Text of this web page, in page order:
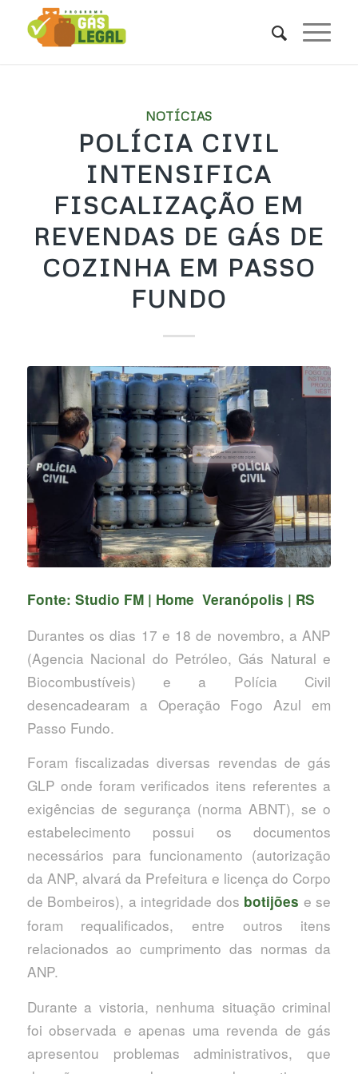
NOTÍCIAS
POLÍCIA CIVIL
INTENSIFICA
FISCALIZAÇÃO EM
REVENDAS DE GÁS DE
COZINHA EM PASSO
FUNDO
Fonte: Studio FM | Home Veranópolis | RS
Durantes os dias 17 e 18 de novembro, a ANP
(Agencia Nacional do Petróleo, Gás Natural e
Biocombustíveis) e a Polícia Civil
desencadearam a Operação Fogo Azul em
Passo Fundo.
Foram fiscalizadas diversas revendas de gás
GLP onde foram verificados itens referentes a
exigências de segurança (norma ABNT), se o
estabelecimento possui os documentos
necessários para funcionamento (autorização
da ANP, alvará da Prefeitura e licença do Corpo
de Bombeiros), a integridade dos botijões e se
foram requalificados, entre outros itens
relacionados ao cumprimento das normas da
ANP.
Durante a vistoria, nenhuma situação criminal
foi observada e apenas uma revenda de gás
apresentou problemas administrativos, que